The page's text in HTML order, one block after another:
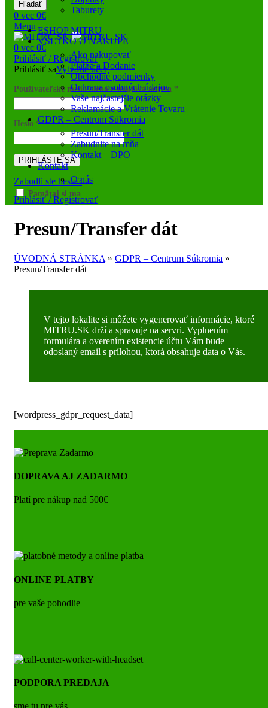
Hľadať
0 vec 0€
Menu
0 vec 0€
Prihlásiť / Registrovať
Prihlásiť saVytvoriť účet
Používateľské meno alebo e-mailová adresa *
Heslo *
PRIHLÁSTE SA
Zabudli ste heslo?
Pamätaj si ma
Taburety
ESHOP MITRU
VŠETKO O NÁKUPE
Ako nakupovať
Platba a Dodanie
Obchodné podmienky
Ochrana osobných údajov
Vaše najčastejšie otázky
Reklamácie a Vrátenie Tovaru
GDPR – Centrum Súkromia
Presun/Transfer dát
Zabudnite na mňa
Kontakt – DPO
Kontakt
O nás
Prihlásiť / Registrovať
Presun/Transfer dát
ÚVODNÁ STRÁNKA » GDPR – Centrum Súkromia »
Presun/Transfer dát
V tejto lokalite si môžete vygenerovať informácie, ktoré
MITRU.SK drží a spravuje na servri. Vyplnením
formulára a overením existencie účtu Vám bude
odoslaný email s prílohou, ktorá obsahuje data o Vás.
[wordpress_gdpr_request_data]
DOPRAVA AJ ZADARMO
Platí pre nákup nad 500€
ONLINE PLATBY
pre vaše pohodlie
PODPORA PREDAJA